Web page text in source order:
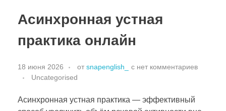
Асинхронная устная
практика онлайн
18 июня 2026 от snapenglish_ с нет комментариев
Uncategorised
Асинхронная устная практика — эффективный